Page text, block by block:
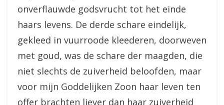
onverflauwde godsvrucht tot het einde
haars levens. De derde schare eindelijk,
gekleed in vuurroode kleederen, doorweven
met goud, was de schare der maagden, die
niet slechts de zuiverheid beloofden, maar
voor mijn Goddelijken Zoon haar leven ten
offer brachten liever dan haar zuiverheid